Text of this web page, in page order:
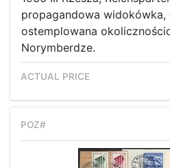
propagandowa widokówka,
ostemplowana
Norymberdze.